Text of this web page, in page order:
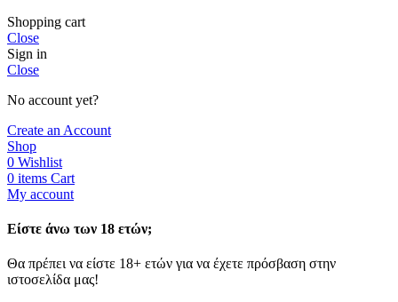
Shopping cart
Close
Sign in
Close
No account yet?
Create an Account
Shop
0 Wishlist
0 items Cart
My account
Είστε άνω των 18 ετών;
Θα πρέπει να είστε 18+ ετών για να έχετε πρόσβαση στην
ιστοσελίδα μας!